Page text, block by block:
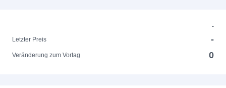
-
Letzter Preis
-
Veränderung zum Vortag 0